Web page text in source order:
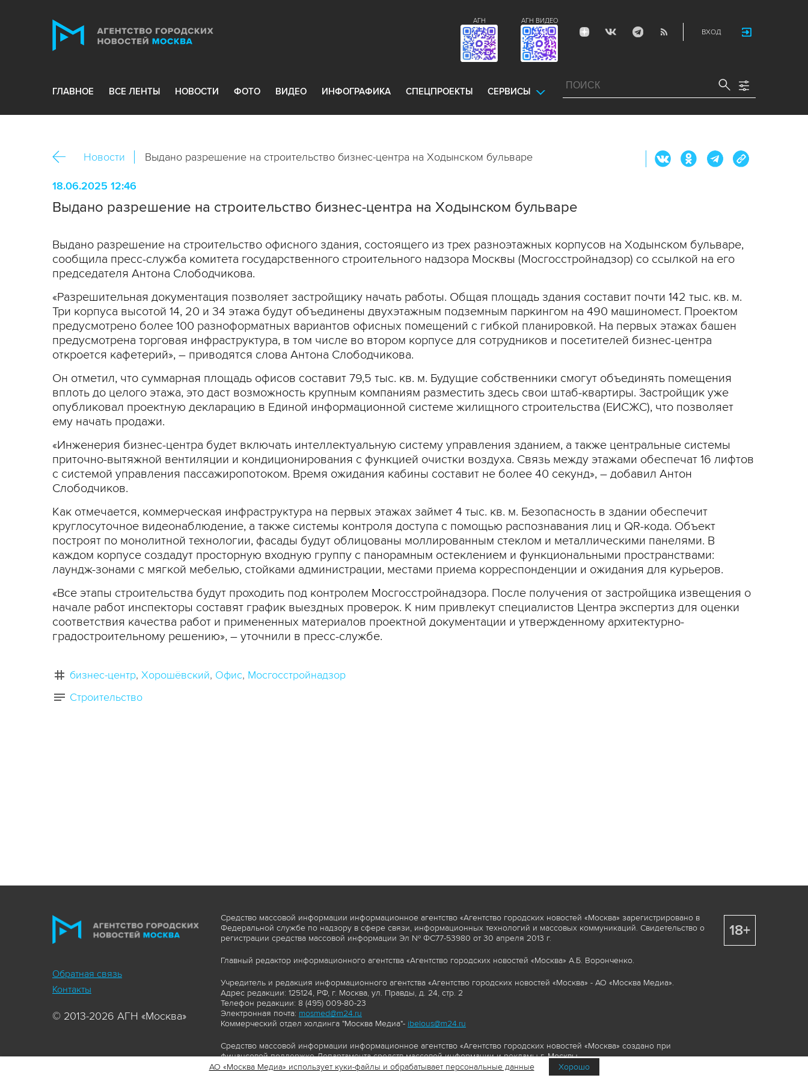
ВХОД
АГН ВИДЕО
АГН
ГЛАВНОЕ ВСЕ ЛЕНТЫ НОВОСТИ ФОТО ВИДЕО ИНФОГРАФИКА СПЕЦПРОЕКТЫ СЕРВИСЫ
Новости Выдано разрешение на строительство бизнес-центра на Ходынском бульваре
18.06.2025 12:46
Выдано разрешение на строительство бизнес-центра на Ходынском бульваре
Выдано разрешение на строительство офисного здания, состоящего из трех разноэтажных корпусов на Ходынском бульваре,
сообщила пресс-служба комитета государственного строительного надзора Москвы (Мосгосстройнадзор) со ссылкой на его
председателя Антона Слободчикова.
«Разрешительная документация позволяет застройщику начать работы. Общая площадь здания составит почти 142 тыс. кв. м.
Три корпуса высотой 14, 20 и 34 этажа будут объединены двухэтажным подземным паркингом на 490 машиномест. Проектом
предусмотрено более 100 разноформатных вариантов офисных помещений с гибкой планировкой. На первых этажах башен
предусмотрена торговая инфраструктура, в том числе во втором корпусе для сотрудников и посетителей бизнес-центра
откроется кафетерий», – приводятся слова Антона Слободчикова.
Он отметил, что суммарная площадь офисов составит 79,5 тыс. кв. м. Будущие собственники смогут объединять помещения
вплоть до целого этажа, это даст возможность крупным компаниям разместить здесь свои штаб-квартиры. Застройщик уже
опубликовал проектную декларацию в Единой информационной системе жилищного строительства (ЕИСЖС), что позволяет
ему начать продажи.
«Инженерия бизнес-центра будет включать интеллектуальную систему управления зданием, а также центральные системы
приточно-вытяжной вентиляции и кондиционирования с функцией очистки воздуха. Связь между этажами обеспечат 16 лифтов
с системой управления пассажиропотоком. Время ожидания кабины составит не более 40 секунд», – добавил Антон
Слободчиков.
Как отмечается, коммерческая инфраструктура на первых этажах займет 4 тыс. кв. м. Безопасность в здании обеспечит
круглосуточное видеонаблюдение, а также системы контроля доступа с помощью распознавания лиц и QR-кода. Объект
построят по монолитной технологии, фасады будут облицованы моллированным стеклом и металлическими панелями. В
каждом корпусе создадут просторную входную группу с панорамным остеклением и функциональными пространствами:
лаундж-зонами с мягкой мебелью, стойками администрации, местами приема корреспонденции и ожидания для курьеров.
«Все этапы строительства будут проходить под контролем Мосгосстройнадзора. После получения от застройщика извещения о
начале работ инспекторы составят график выездных проверок. К ним привлекут специалистов Центра экспертиз для оценки
соответствия качества работ и примененных материалов проектной документации и утвержденному архитектурно-
градостроительному решению», – уточнили в пресс-службе.
бизнес-центр Хорошёвский Офис Мосгосстройнадзор
Строительство
Обратная связь
Контакты
© 2013-2026 АГН «Москва»
Средство массовой информации информационное агентство «Агентство городских новостей «Москва» зарегистрировано в
Федеральной службе по надзору в сфере связи, информационных технологий и массовых коммуникаций. Свидетельство о
регистрации средства массовой информации Эл № ФС77-53980 от 30 апреля 2013 г.
Главный редактор информационного агентства «Агентство городских новостей «Москва» А.Б. Воронченко.
Учредитель и редакция информационного агентства «Агентство городских новостей «Москва» - АО «Москва Медиа».
Адрес редакции: 125124, РФ, г. Москва, ул. Правды, д. 24, стр. 2
Телефон редакции: 8 (495) 009-80-23
Электронная почта: mosmed@m24.ru
Коммерческий отдел холдинга "Москва Медиа"- ibelous@m24.ru
Средство массовой информации информационное агентство «Агентство городских новостей «Москва» создано при
финансовой поддержке Департамента средств массовой информации и рекламы г. Москвы.
18+
АО «Москва Медиа» использует куки-файлы и обрабатывает персональные данные Хорошо